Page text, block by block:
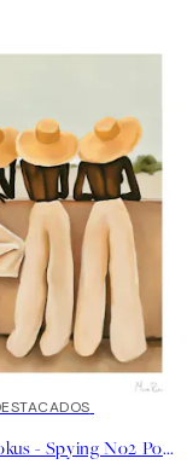
Maxime Rokus - Spying No2 Poster